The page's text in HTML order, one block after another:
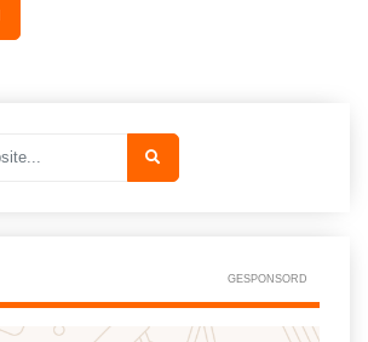
GESPONSORD